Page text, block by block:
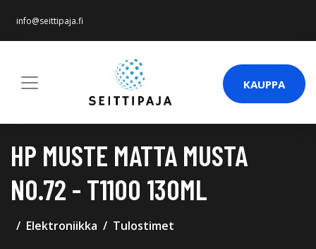
info@seittipaja.fi
KAUPPA
HP MUSTE MATTA MUSTA
NO.72 - T1100 130ML
Elektroniikka Tulostimet